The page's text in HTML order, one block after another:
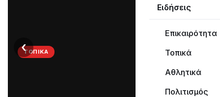
Ειδήσεις
Επικαιρότητα
Τοπικά
Αθλητικά
Πολιτισμός
ΤΟΠΙΚΆ
‹